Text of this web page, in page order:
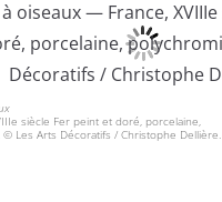
siècle Fer peint et doré, porcelaine,
© Les Arts Décoratifs / Christophe Dellière.